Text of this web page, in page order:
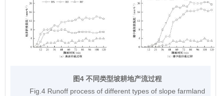
图4 不同类型坡耕地产流过程
Fig.4 Runoff process of different types of slope farmland